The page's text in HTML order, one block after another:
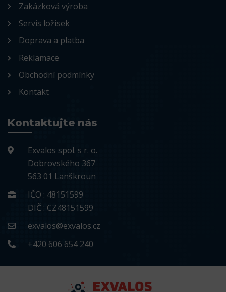
Zakázková výroba
Servis ložisek
Doprava a platba
Reklamace
Obchodní podmínky
Kontakt
Kontaktujte nás
Exvalos spol. s r. o.
Dobrovského 367
563 01 Lanškroun
IČO : 48151599
DIČ : CZ48151599
exvalos@exvalos.cz
+420 606 654 240